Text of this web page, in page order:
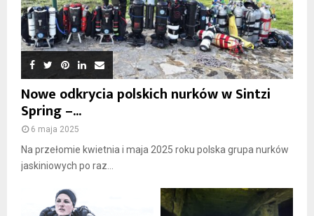
Nowe odkrycia polskich nurków w Sintzi
Spring –...
6 maja 2025
Na przełomie kwietnia i maja 2025 roku polska grupa nurków
jaskiniowych po raz...